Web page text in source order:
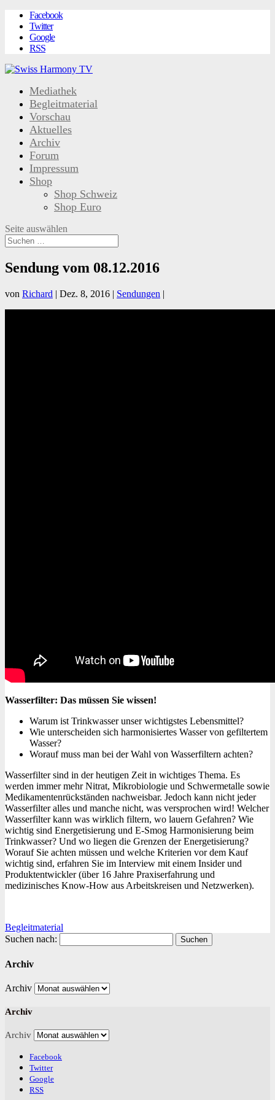
Facebook
Twitter
Google
RSS
Mediathek
Begleitmaterial
Vorschau
Aktuelles
Archiv
Forum
Impressum
Shop
Shop Schweiz
Shop Euro
Seite auswählen
Sendung vom 08.12.2016
von Richard | Dez. 8, 2016 | Sendungen |
Wasserfilter: Das müssen Sie wissen!
Warum ist Trinkwasser unser wichtigstes Lebensmittel?
Wie unterscheiden sich harmonisiertes Wasser von gefiltertem
Wasser?
Worauf muss man bei der Wahl von Wasserfiltern achten?
Wasserfilter sind in der heutigen Zeit in wichtiges Thema. Es
werden immer mehr Nitrat, Mikrobiologie und Schwermetalle sowie
Medikamentenrückständen nachweisbar. Jedoch kann nicht jeder
Wasserfilter alles und manche nicht, was versprochen wird! Welcher
Wasserfilter kann was wirklich filtern, wo lauern Gefahren? Wie
wichtig sind Energetisierung und E-Smog Harmonisierung beim
Trinkwasser? Und wo liegen die Grenzen der Energetisierung?
Worauf Sie achten müssen und welche Kriterien vor dem Kauf
wichtig sind, erfahren Sie im Interview mit einem Insider und
Produktentwickler (über 16 Jahre Praxiserfahrung und
medizinisches Know-How aus Arbeitskreisen und Netzwerken).
Begleitmaterial
Suchen nach:
Archiv
Archiv
Archiv
Archiv
Facebook
Twitter
Google
RSS